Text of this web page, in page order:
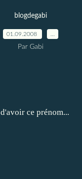
blogdegabi
01.09.2008
Par Gabi
ce prénom...